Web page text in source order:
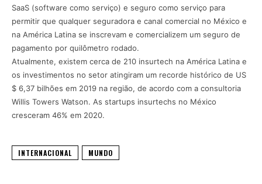
SaaS (software como serviço) e seguro como serviço para
permitir que qualquer seguradora e canal comercial no México e
na América Latina se inscrevam e comercializem um seguro de
pagamento por quilômetro rodado.
Atualmente, existem cerca de 210 insurtech na América Latina e
os investimentos no setor atingiram um recorde histórico de US
$ 6,37 bilhões em 2019 na região, de acordo com a consultoria
Willis Towers Watson. As startups insurtechs no México
cresceram 46% em 2020.
INTERNACIONAL MUNDO